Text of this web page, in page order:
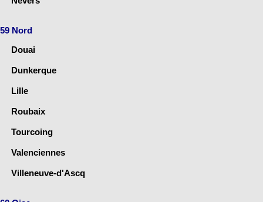
59 Nord
Douai
Dunkerque
Lille
Roubaix
Tourcoing
Valenciennes
Villeneuve-d'Ascq